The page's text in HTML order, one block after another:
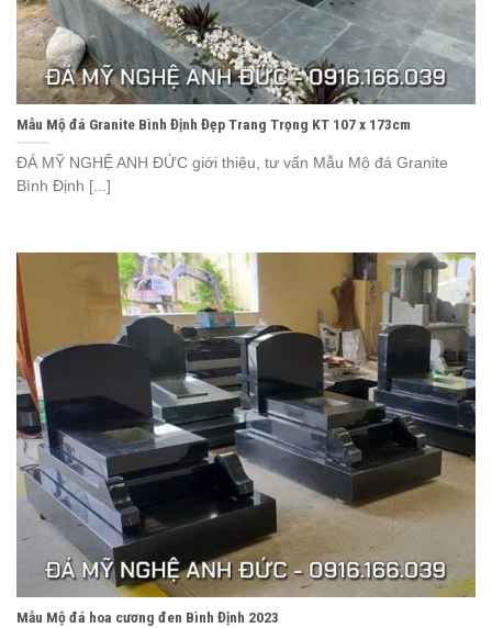
Mẫu Mộ đá Granite Bình Định Đẹp Trang Trọng KT 107 x 173cm
ĐÁ MỸ NGHỆ ANH ĐỨC giới thiệu, tư vấn Mẫu Mộ đá Granite
Bình Định [...]
Mẫu Mộ đá hoa cương đen Bình Định 2023